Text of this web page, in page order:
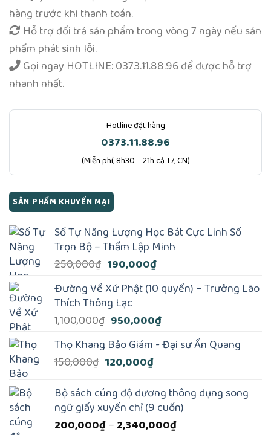
hàng trước khi thanh toán.
Hỗ trợ đổi trả sản phẩm trong vòng 7 ngày nếu sản
phẩm phát sinh lỗi.
Gọi ngay HOTLINE: 0373.11.88.96để được hỗ trợ
nhanh nhất.
Hotline đặt hàng
0373.11.88.96
(Miễn phí, 8h30 – 21h cả T7, CN)
SẢN PHẨM KHUYẾN MẠI
Số Tự Năng Lượng Học Bát Cực Linh Số
Trọn Bộ – Thẩm Lập Minh
250,000₫ Giá
là:
250,000₫.
190,000₫Giá
tại
190,000₫.
Đường Về Xứ Phật (10 quyển) – Trưởng Lão
Thích Thông Lạc
1,100,000₫ Giá
là:
1,100,000₫.
950,000₫Giá
tại
Thọ Khang Bảo Giám - Đại sư Ấn Quang
150,000₫ Giá
là:
150,000₫.
120,000₫Giá
tại
là:
120,000₫.
Bộ sách cúng độ dương thông dụng song
ngữ giấy xuyến chỉ (9 cuốn)
200,000₫– 2,340,000₫Khoảng